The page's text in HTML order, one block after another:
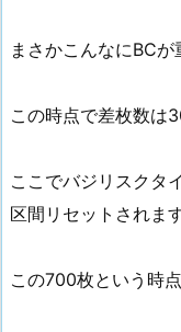
まさかこんなにBCが
この時点で差枚数は
ここでバジリスクタ
区間リセットされます
この700枚という時